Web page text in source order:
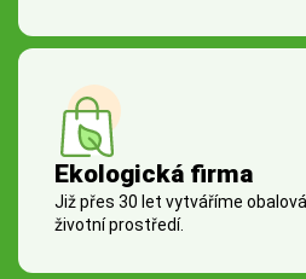
Ekologická firma
Již přes 30 let vytváříme
životní prostředí.